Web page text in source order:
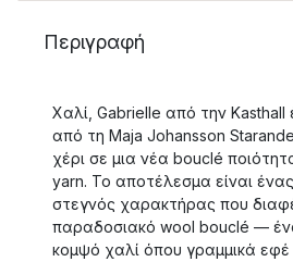
Περιγραφή
Χαλί, Gabrielle από την Kasthall
από τη Maja Johansson
χέρι σε μια νέα bouclé
yarn. Το αποτέλεσμα είναι
στεγνός χαρακτήρας που
παραδοσιακό wool bouclé —
κομψό χαλί όπου γραμμικά εφέ